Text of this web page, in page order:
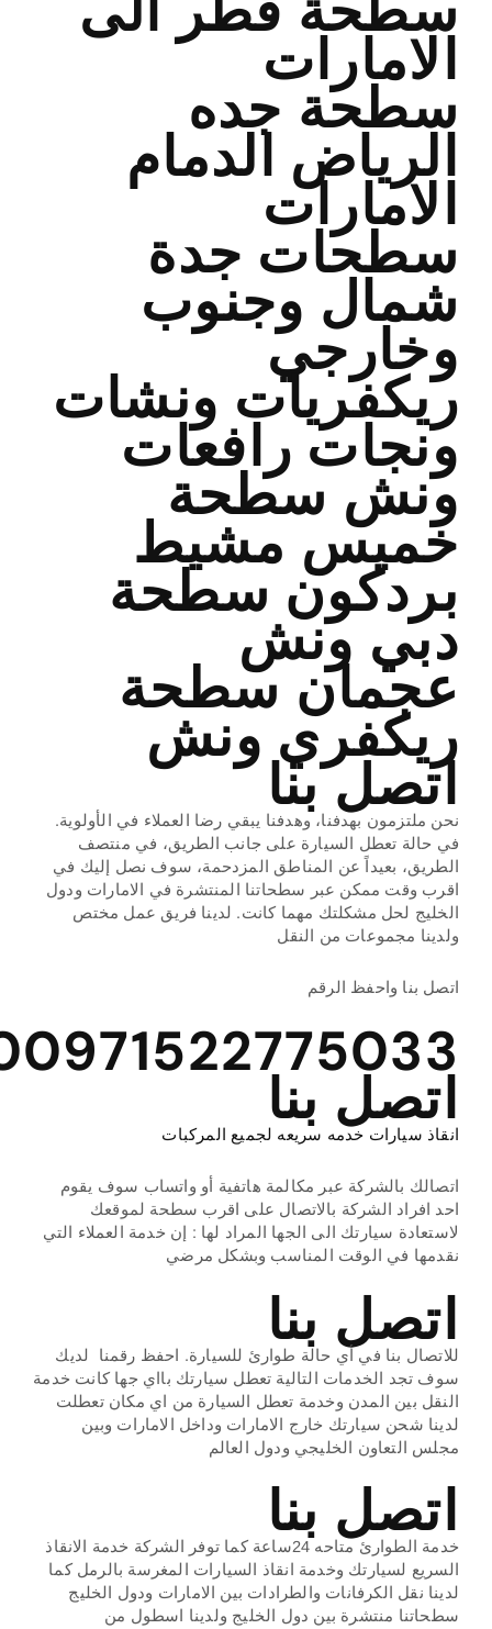
الامارات
سطحة جده
الرياض الدمام
الامارات
سطحات جدة
شمال وجنوب
وخارجي
ريكفريات ونشات
ونجات رافعات
ونش سطحة
خميس مشيط
بردكون سطحة
دبي ونش
عجمان سطحة
ريكفري ونش
اتصل بنا
نحن ملتزمون بهدفنا، وهدفنا يبقي رضا العملاء في الأولوية.
في حالة تعطل السيارة على جانب الطريق، في منتصف
الطريق، بعيداً عن المناطق المزدحمة، سوف نصل إليك في
اقرب وقت ممكن عبر سطحاتنا المنتشرة في الامارات ودول
الخليج لحل مشكلتك مهما كانت. لدينا فريق عمل مختص
ولدينا مجموعات من النقل
اتصل بنا واحفظ الرقم
00971522775033
اتصل بنا
انقاذ سيارات خدمه سريعه لجميع المركبات
اتصالك بالشركة عبر مكالمة هاتفية أو واتساب سوف يقوم
احد افراد الشركة بالاتصال على اقرب سطحة لموقعك
لاستعادة سيارتك الى الجها المراد لها : إن خدمة العملاء التي
نقدمها في الوقت المناسب وبشكل مرضي
اتصل بنا
للاتصال بنا في أي حالة طوارئ للسيارة. احفظ رقمنا لديك
سوف تجد الخدمات التالية تعطل سيارتك بااي جها كانت خدمة
النقل بين المدن وخدمة تعطل السيارة من اي مكان تعطلت
لدينا شحن سيارتك خارج الامارات وداخل الامارات وبين
مجلس التعاون الخليجي ودول العالم
اتصل بناخدمة الطوارئ متاحه 24ساعة كما توفر الشركة خدمة الانقاذ
السريع لسيارتك وخدمة انقاذ السيارات المغرسة بالرمل كما
لدينا نقل الكرفانات والطرادات بين الامارات ودول الخليج
سطحاتنا منتشرة بين دول الخليج ولدينا اسطول من